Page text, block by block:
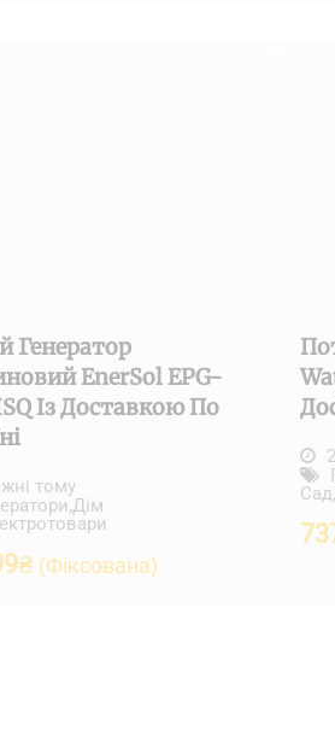
Генератор
EnerSol EPG-
Із Доставкою По
тому
,Дім
₴ (Фіксована)
Сад,